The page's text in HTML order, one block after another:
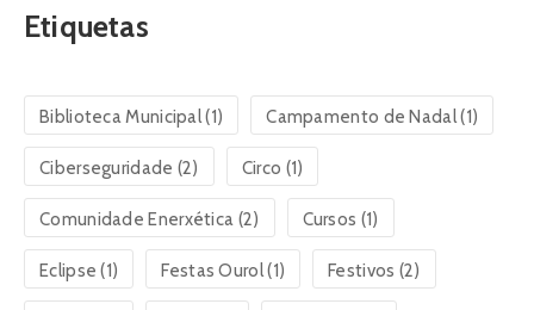
Etiquetas
Biblioteca Municipal(1) Campamento de Nadal(1)
Ciberseguridade (2) Circo (1)
Comunidade Enerxética (2) Cursos (1)
Eclipse (1) Festas Ourol(1) Festivos (2)